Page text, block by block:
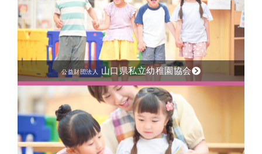
公益財団法人 山口県私立幼稚園協会